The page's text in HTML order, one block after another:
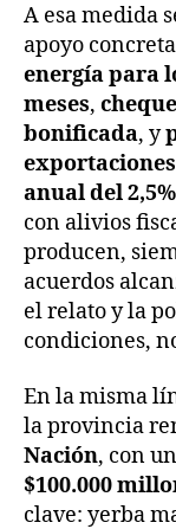
A esa medida
apoyo
energía para
meses,
bonificada, y
anual del 2,5%
con alivios
producen,
acuerdos
el relato y la
condiciones,
En la misma
la provincia
Nación, con
$100.000
clave: yerba